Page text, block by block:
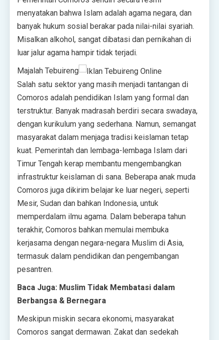
menyatakan bahwa Islam adalah agama negara, dan
banyak hukum sosial berakar pada nilai-nilai syariah.
Misalkan alkohol, sangat dibatasi dan pernikahan di
luar jalur agama hampir tidak terjadi.
Majalah Tebuireng
Salah satu sektor yang masih menjadi tantangan di
Comoros adalah pendidikan Islam yang formal dan
terstruktur. Banyak madrasah berdiri secara swadaya,
dengan kurikulum yang sederhana. Namun, semangat
masyarakat dalam menjaga tradisi keislaman tetap
kuat. Pemerintah dan lembaga-lembaga Islam dari
Timur Tengah kerap membantu mengembangkan
infrastruktur keislaman di sana. Beberapa anak muda
Comoros juga dikirim belajar ke luar negeri, seperti
Mesir, Sudan dan bahkan Indonesia, untuk
memperdalam ilmu agama. Dalam beberapa tahun
terakhir, Comoros bahkan memulai membuka
kerjasama dengan negara-negara Muslim di Asia,
termasuk dalam pendidikan dan pengembangan
pesantren.
Baca Juga: Muslim Tidak Membatasi dalam
Berbangsa & Bernegara
Meskipun miskin secara ekonomi, masyarakat
Comoros sangat dermawan. Zakat dan sedekah